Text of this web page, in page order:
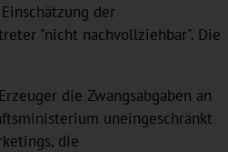
der
"nicht nachvollziehbar". Die
die Zwangsabgaben an
uneingeschränkt
die